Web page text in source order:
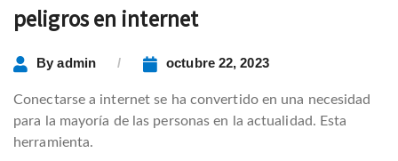
peligros en internet
Byadmin octubre 22, 2023
Conectarse a internet se ha convertido en una necesidad
para la mayoría de las personas en la actualidad. Esta
herramienta.